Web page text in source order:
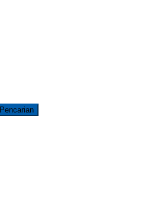
Pencarian